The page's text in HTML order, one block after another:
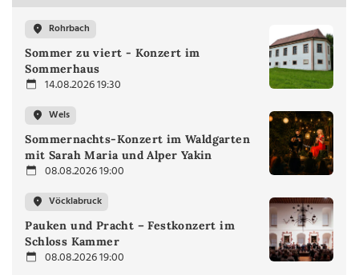
Rohrbach
Sommer zu viert - Konzert im
Sommerhaus
14.08.2026 19:30
Wels
Sommernachts-Konzert im Waldgarten
mit Sarah Maria und Alper Yakin
08.08.2026 19:00
Vöcklabruck
Pauken und Pracht – Festkonzert im
Schloss Kammer
08.08.2026 19:00